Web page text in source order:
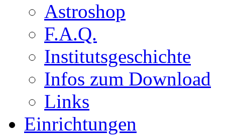
Astroshop
F.A.Q.
Institutsgeschichte
Infos zum Download
Links
Einrichtungen